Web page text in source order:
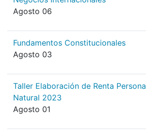
Agosto 06
Fundamentos Constitucionales
Agosto 03
Taller Elaboración de Renta Persona
Natural 2023
Agosto 01